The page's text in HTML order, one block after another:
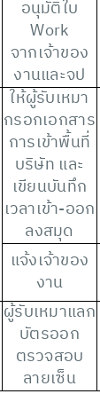
อนุมัติใบ
Work
จากเจ้าของ
งานและจป
ให้ผู้รับเหมา
กรอกเอกสาร
การเข้าพื้นที่
บริษัท และ
เขียนบันทึก
เวลาเข้า-ออก
ลงสมุด
แจ้งเจ้าของ
งาน
ผู้รับเหมาแลก
บัตรออก
ตรวจสอบ
ลายเซ็น